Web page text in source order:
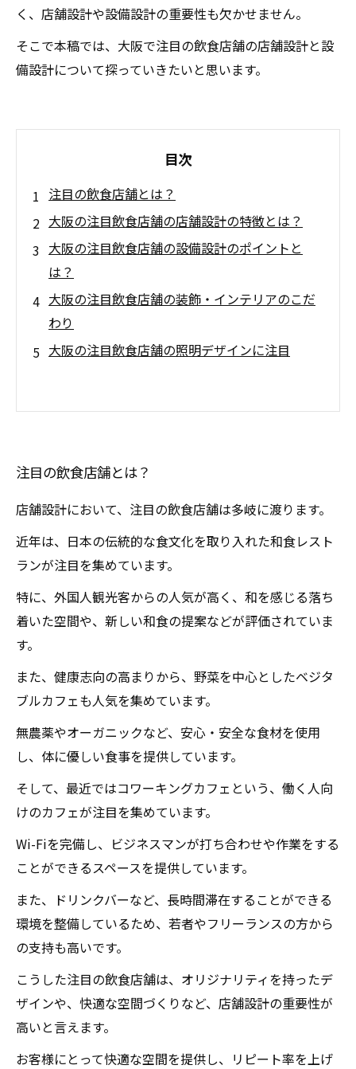
く、店舗設計や設備設計の重要性も欠かせません。
そこで本稿では、大阪で注目の飲食店舗の店舗設計と設
備設計について探っていきたいと思います。
目次
注目の飲食店舗とは？
大阪の注目飲食店舗の店舗設計の特徴とは？
大阪の注目飲食店舗の設備設計のポイントと
は？
大阪の注目飲食店舗の装飾・インテリアのこだ
わり
大阪の注目飲食店舗の照明デザインに注目
注目の飲食店舗とは？
店舗設計において、注目の飲食店舗は多岐に渡ります。
近年は、日本の伝統的な食文化を取り入れた和食レスト
ランが注目を集めています。
特に、外国人観光客からの人気が高く、和を感じる落ち
着いた空間や、新しい和食の提案などが評価されていま
す。
また、健康志向の高まりから、野菜を中心としたベジタ
ブルカフェも人気を集めています。
無農薬やオーガニックなど、安心・安全な食材を使用
し、体に優しい食事を提供しています。
そして、最近ではコワーキングカフェという、働く人向
けのカフェが注目を集めています。
Wi-Fiを完備し、ビジネスマンが打ち合わせや作業をする
ことができるスペースを提供しています。
また、ドリンクバーなど、長時間滞在することができる
環境を整備しているため、若者やフリーランスの方から
の支持も高いです。
こうした注目の飲食店舗は、オリジナリティを持ったデ
ザインや、快適な空間づくりなど、店舗設計の重要性が
高いと言えます。
お客様にとって快適な空間を提供し、リピート率を上げ